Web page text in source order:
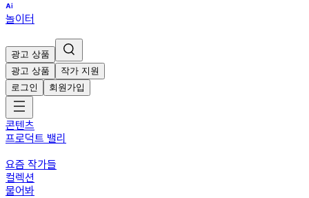
놀이터
광고 상품
광고 상품
작가 지원
로그인
회원가입
콘텐츠
프로덕트 밸리
요즘 작가들
컬렉션
물어봐